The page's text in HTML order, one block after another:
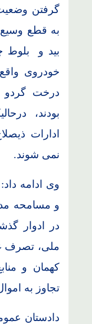
گرفتن
به قطع
بید و بلوط
خودروی
درخت گردو
بودند،
ادارات
نمی شوند.
وی ادامه
و مسامحه
در ادوار
ملی، تصرف
کهمان و
تجاوز به
دادستان